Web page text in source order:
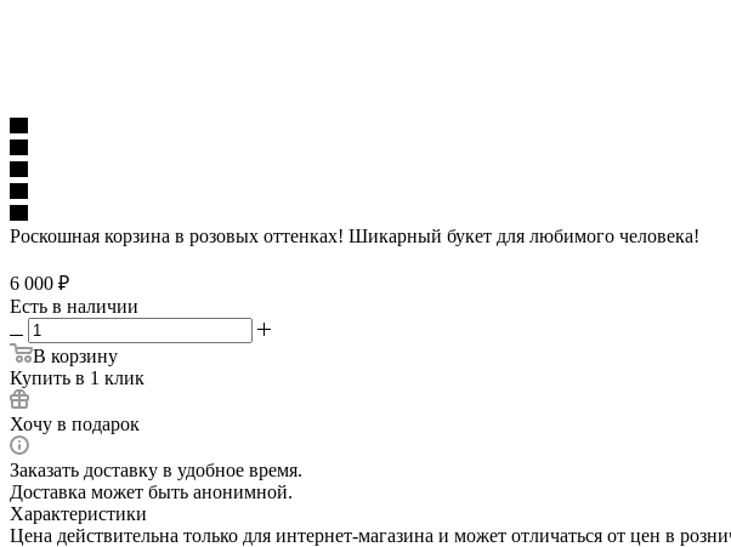
Роскошная корзина в розовых оттенках! Шикарный букет для любимого человека!
6 000 ₽
Есть в наличии
В корзину
Купить в 1 клик
Хочу в подарок
Заказать доставку в удобное время.
Доставка может быть анонимной.
Характеристики
Цена действительна только для интернет-магазина и может отличаться от цен в